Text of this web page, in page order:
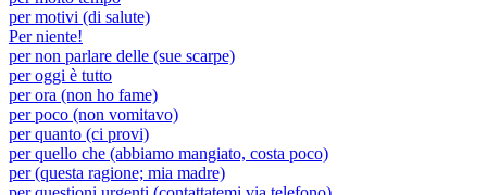
per motivi (di salute)
Per niente!
per non parlare delle (sue scarpe)
per oggi è tutto
per ora (non ho fame)
per poco (non vomitavo)
per quanto (ci provi)
per quello che (abbiamo mangiato, costa poco)
per (questa ragione; mia madre)